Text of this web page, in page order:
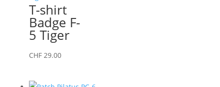
T-shirt
Badge F-
5 Tiger
CHF29.00